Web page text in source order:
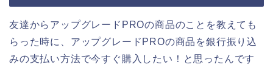
友達からアップグレードPROの商品のことを教えても
らった時に、アップグレードPROの商品を銀行振り込
みの支払い方法で今すぐ購入したい！と思ったんです